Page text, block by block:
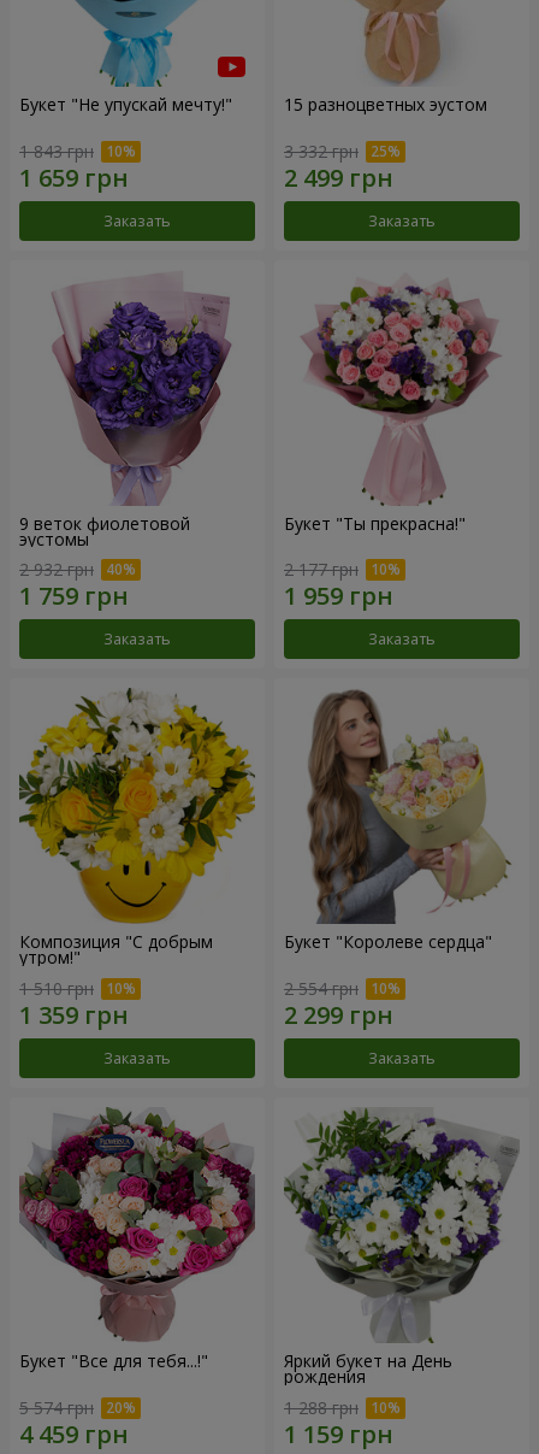
Букет "Не упускай мечту!"
1 843 грн
Заказать
15 разноцветных эустом
3 332 грн
Заказать
9 веток фиолетовой
эустомы
2 932 грн
Заказать
Букет "Ты прекрасна!"
2 177 грн
Заказать
Композиция "С добрым
утром!"
1 510 грн
Заказать
Букет "Королеве сердца"
2 554 грн
Заказать
Букет "Все для тебя...!"
5 574 грн
Яркий букет на День
рождения
1 288 грн